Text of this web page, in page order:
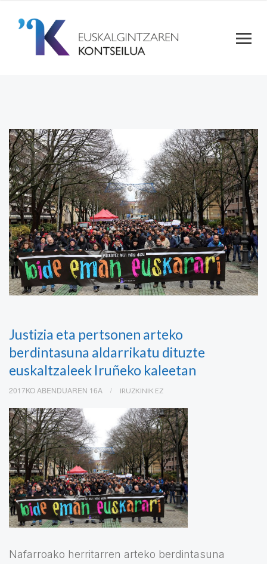
Justizia eta pertsonen arteko
berdintasuna aldarrikatu dituzte
euskaltzaleek Iruñeko kaleetan
2017KO ABENDUAREN 16A IRUZKINIK EZ
Nafarroako herritarren arteko berdintasuna